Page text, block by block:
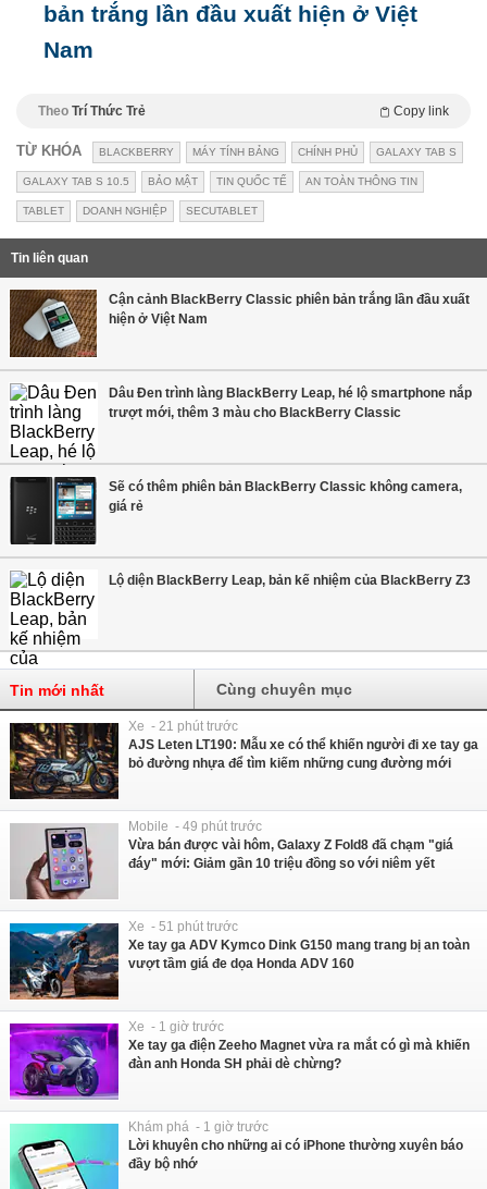
bản trắng lần đầu xuất hiện ở Việt
Nam
Theo Trí Thức Trẻ Copy link
TỪ KHÓA BLACKBERRY MÁY TÍNH BẢNG CHÍNH PHỦ GALAXY TAB S
GALAXY TAB S 10.5 BẢO MẬT TIN QUỐC TẾ AN TOÀN THÔNG TIN
TABLET DOANH NGHIỆP SECUTABLET
Tin liên quan
Cận cảnh BlackBerry Classic phiên bản trắng lần đầu xuất
hiện ở Việt Nam
Dâu Đen trình làng BlackBerry Leap, hé lộ smartphone nắp
trượt mới, thêm 3 màu cho BlackBerry Classic
Sẽ có thêm phiên bản BlackBerry Classic không camera,
giá rẻ
Lộ diện BlackBerry Leap, bản kế nhiệm của BlackBerry Z3
Tin mới nhất Cùng chuyên mục
Xe - 21 phút trước
AJS Leten LT190: Mẫu xe có thể khiến người đi xe tay ga
bỏ đường nhựa để tìm kiếm những cung đường mới
Mobile - 49 phút trước
Vừa bán được vài hôm, Galaxy Z Fold8 đã chạm "giá
đáy" mới: Giảm gần 10 triệu đồng so với niêm yết
Xe - 51 phút trước
Xe tay ga ADV Kymco Dink G150 mang trang bị an toàn
vượt tầm giá đe dọa Honda ADV 160
Xe - 1 giờ trước
Xe tay ga điện Zeeho Magnet vừa ra mắt có gì mà khiến
đàn anh Honda SH phải dè chừng?
Khám phá - 1 giờ trước
Lời khuyên cho những ai có iPhone thường xuyên báo
đầy bộ nhớ